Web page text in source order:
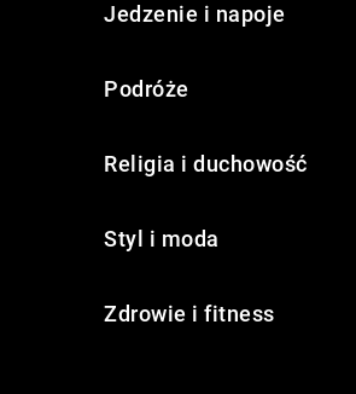
Jedzenie i napoje
Podróże
Religia i duchowość
Styl i moda
Zdrowie i fitness